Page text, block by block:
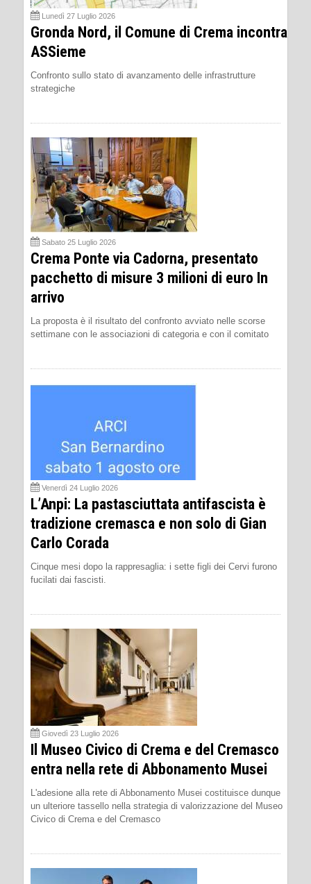
Lunedì 27 Luglio 2026
Gronda Nord, il Comune di Crema incontra
ASSieme
Confronto sullo stato di avanzamento delle infrastrutture
strategiche
Sabato 25 Luglio 2026
Crema Ponte via Cadorna, presentato
pacchetto di misure 3 milioni di euro In
arrivo
La proposta è il risultato del confronto avviato nelle scorse
settimane con le associazioni di categoria e con il comitato
Venerdì 24 Luglio 2026
L’Anpi: La pastasciuttata antifascista è
tradizione cremasca e non solo di Gian
Carlo Corada
Cinque mesi dopo la rappresaglia: i sette figli dei Cervi furono
fucilati dai fascisti.
Giovedì 23 Luglio 2026
Il Museo Civico di Crema e del Cremasco
entra nella rete di Abbonamento Musei
L'adesione alla rete di Abbonamento Musei costituisce dunque
un ulteriore tassello nella strategia di valorizzazione del Museo
Civico di Crema e del Cremasco